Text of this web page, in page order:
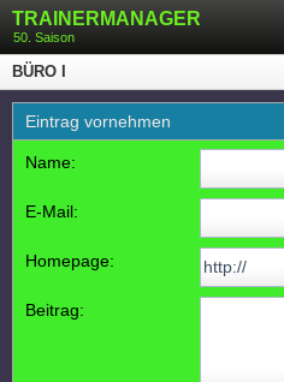
TRAINERMANAGER
50. Saison
BÜRO I
Eintrag vornehmen
Name:
E-Mail:
Homepage:
Beitrag: